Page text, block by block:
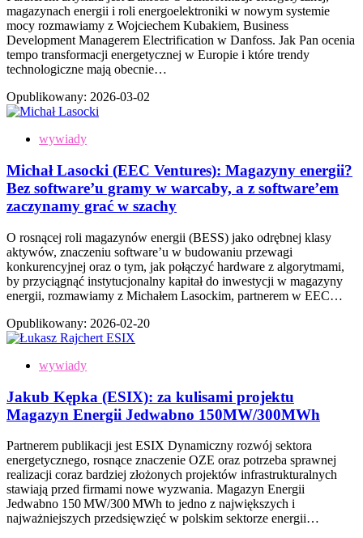
magazynach energii i roli energoelektroniki w nowym systemie
mocy rozmawiamy z Wojciechem Kubakiem, Business
Development Managerem Electrification w Danfoss. Jak Pan ocenia
tempo transformacji energetycznej w Europie i które trendy
technologiczne mają obecnie…
Opublikowany: 2026-03-02
wywiady
Michał Lasocki (EEC Ventures): Magazyny energii?
Bez software’u gramy w warcaby, a z software’em
zaczynamy grać w szachy
O rosnącej roli magazynów energii (BESS) jako odrębnej klasy
aktywów, znaczeniu software’u w budowaniu przewagi
konkurencyjnej oraz o tym, jak połączyć hardware z algorytmami,
by przyciągnąć instytucjonalny kapitał do inwestycji w magazyny
energii, rozmawiamy z Michałem Lasockim, partnerem w EEC…
Opublikowany: 2026-02-20
wywiady
Jakub Kępka (ESIX): za kulisami projektu
Magazyn Energii Jedwabno 150MW/300MWh
Partnerem publikacji jest ESIX Dynamiczny rozwój sektora
energetycznego, rosnące znaczenie OZE oraz potrzeba sprawnej
realizacji coraz bardziej złożonych projektów infrastrukturalnych
stawiają przed firmami nowe wyzwania. Magazyn Energii
Jedwabno 150 MW/300 MWh to jedno z największych i
najważniejszych przedsięwzięć w polskim sektorze energii…